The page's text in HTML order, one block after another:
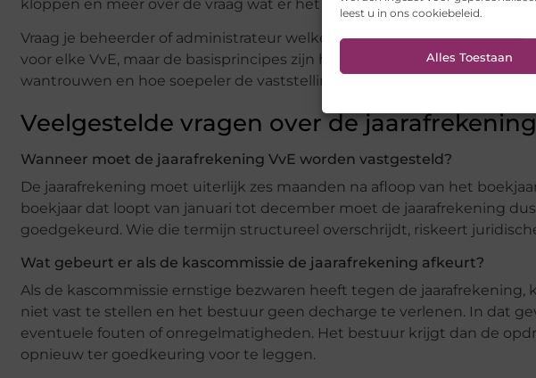
leest u in ons cookiebeleid.
Alles Toestaan
kloppen en meer over de vraag wat er het komende jaar moet
Vraag je beheerder of administrateur welke digitale mogelijkheden er
voor elke VvE, maar de basisprincipes zijn hetzelfde. Hoe meer inzicht
wantrouwen en hoe soepeler de vaststelling van de jaarafrekening
Veelgestelde vragen over de
Wanneer moet de jaarafrekening VvE worden vastgesteld?
De jaarafrekening moet uiterlijk zes maanden na afloop van het
boekjaar dat loopt van januari tot december moet de jaarafrekening
goedgekeurd. Wie die termijn structureel overschrijdt, riskeert
Wat gebeurt er als de kascommissie de jaarafrekening afkeurt?
Als de kascommissie ernstige bezwaren heeft tegen de jaarafrekening,
niet vast te stellen en het bestuur geen decharge te verlenen. In dat
eventuele fouten of onregelmatigheden. Het bestuur krijgt dan de
opnieuw ter goedkeuring voor te leggen.